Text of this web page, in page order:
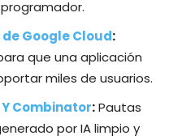
Google Cloud:
que una aplicación
miles de usuarios.
Combinator:Pautas
por IA limpio y